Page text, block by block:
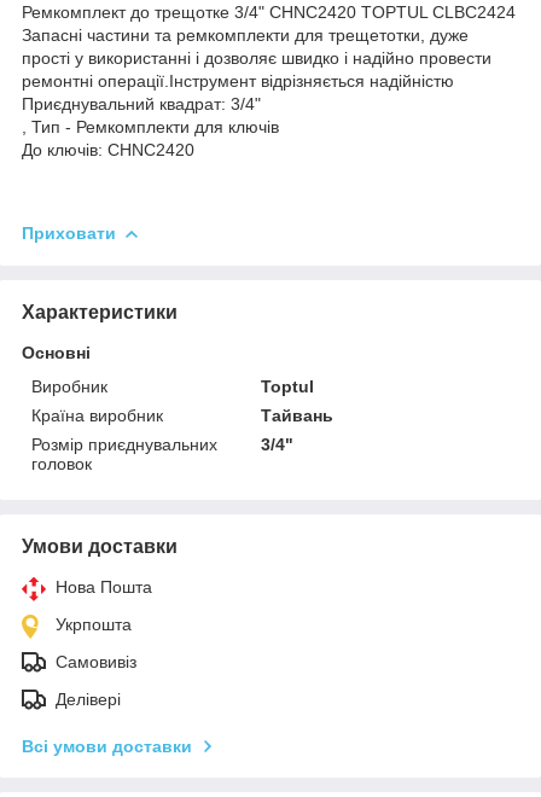
Ремкомплект до трещотке 3/4" CHNC2420 TOPTUL CLBC2424
Запасні частини та ремкомплекти для трещетотки, дуже
прості у використанні і дозволяє швидко і надійно провести
ремонтні операції.Інструмент відрізняється надійністю
Приєднувальний квадрат: 3/4"
, Тип - Ремкомплекти для ключів
До ключів: CHNC2420
Приховати
Характеристики
Основні
Виробник
Toptul
Країна виробник
Тайвань
Розмір приєднувальних
головок
3/4"
Умови доставки
Нова Пошта
Укрпошта
Самовивіз
Делівері
Всі умови доставки